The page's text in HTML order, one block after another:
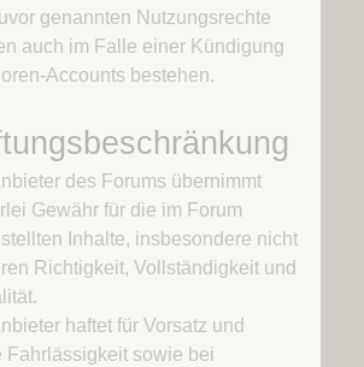
genannten Nutzungsrechte
auch im Falle einer Kündigung
Accounts bestehen.
des Forums übernimmt
Gewähr für die im Forum
Inhalte, insbesondere nicht
Richtigkeit, Vollständigkeit und
haftet für Vorsatz und
Fahrlässigkeit sowie bei